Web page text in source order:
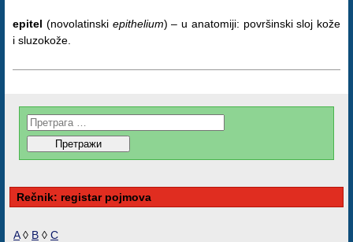
epitel (novolatinski epithelium) – u anatomiji: površinski sloj kože
i sluzokože.
Rečnik: registar pojmova
A◊ B ◊ C